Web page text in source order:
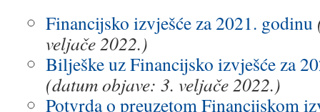
Financijsko izvješće za 2021. godinu
veljače 2022.)
Bilješke uz Financijsko izvješće za
(datum objave: 3. veljače 2022.)
Potvrda o preuzetom Financijskom